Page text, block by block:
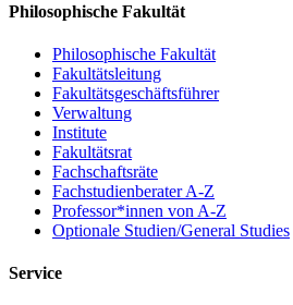
Philosophische Fakultät
Philosophische Fakultät
Fakultätsleitung
Fakultätsgeschäftsführer
Verwaltung
Institute
Fakultätsrat
Fachschaftsräte
Fachstudienberater A-Z
Professor*innen von A-Z
Optionale Studien/General Studies
Service